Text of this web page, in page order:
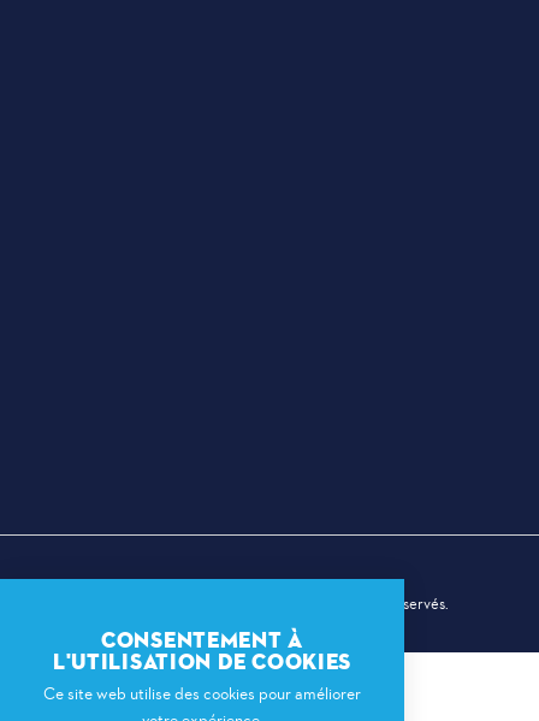
© 2026 Dallas Sports Commission. Tous droits réservés.
CONSENTEMENT À
L'UTILISATION DE COOKIES
Ce site web utilise des cookies pour améliorer